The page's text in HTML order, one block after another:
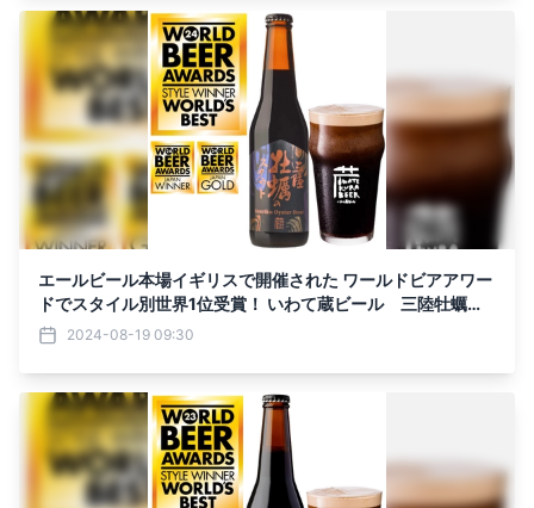
エールビール本場イギリスで開催された ワールドビアアワー
ドでスタイル別世界1位受賞！ いわて蔵ビール 三陸牡蠣の
スタウト(オイスタースタウト)
2024-08-19 09:30